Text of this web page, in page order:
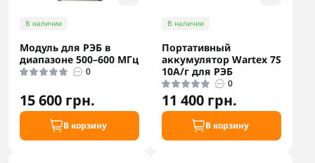
В наличии
Модуль для РЭБ в
диапазоне 500–600 МГц
0
15 600 грн.
В корзину
В наличии
Портативный
аккумулятор Wartex 7S
10А/г для РЭБ
0
11 400 грн.
В корзину